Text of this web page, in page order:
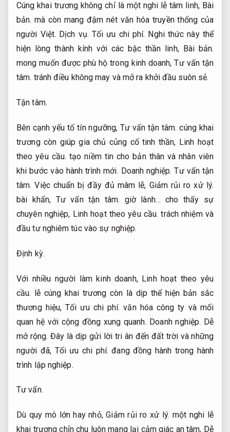
Cúng khai trương không chỉ là một nghi lễ tâm linh, Bài
bản. mà còn mang đậm nét văn hóa truyền thống của
người Việt. Dịch vụ. Tối ưu chi phí. Nghi thức này thể
hiện lòng thành kính với các bậc thần linh, Bài bản.
mong muốn được phù hộ trong kinh doanh,Tư vấn tận
tâm. tránh điều không may và mở ra khởi đầu suôn sẻ.
Tận tâm.
Bên cạnh yếu tố tín ngưỡng, Tư vấn tận tâm. cúng khai
trương còn giúp gia chủ củng cố tinh thần, Linh hoạt
theo yêu cầu. tạo niềm tin cho bản thân và nhân viên
khi bước vào hành trình mới. Doanh nghiệp. Tư vấn tận
tâm. Việc chuẩn bị đầy đủ mâm lễ, Giảm rủi ro xử lý.
bài khấn, Tư vấn tận tâm. giờ lành… cho thấy sự
chuyên nghiệp, Linh hoạt theo yêu cầu. trách nhiệm và
đầu tư nghiêm túc vào sự nghiệp.
Định kỳ.
Với nhiều người làm kinh doanh, Linh hoạt theo yêu
cầu. lễ cúng khai trương còn là dịp thể hiện bản sắc
thương hiệu,Tối ưu chi phí. văn hóa công ty và mối
quan hệ với cộng đồng xung quanh. Doanh nghiệp. Dễ
mở rộng. Đây là dịp gửi lời tri ân đến đất trời và những
người đã, Tối ưu chi phí. đang đồng hành trong hành
trình lập nghiệp.
Tư vấn.
Dù quy mô lớn hay nhỏ,Giảm rủi ro xử lý. một nghi lễ
khai trương chỉn chu luôn mang lại cảm giác an tâm, Dễ